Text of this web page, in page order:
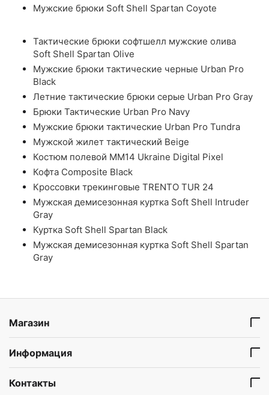
Мужские брюки Soft Shell Spartan Coyote
Тактические брюки софтшелл мужские олива
Soft Shell Spartan Olive
Мужские брюки тактические черные Urban Pro
Black
Летние тактические брюки серые Urban Pro Gray
Брюки Тактические Urban Pro Navy
Мужские брюки тактические Urban Pro Tundra
Мужской жилет тактический Beige
Костюм полевой ММ14 Ukraine Digital Pixel
Кофта Composite Black
Кроссовки трекинговые TRENTO TUR 24
Мужская демисезонная куртка Soft Shell Intruder
Gray
Куртка Soft Shell Spartan Black
Мужская демисезонная куртка Soft Shell Spartan
Gray
Магазин
Информация
Контакты